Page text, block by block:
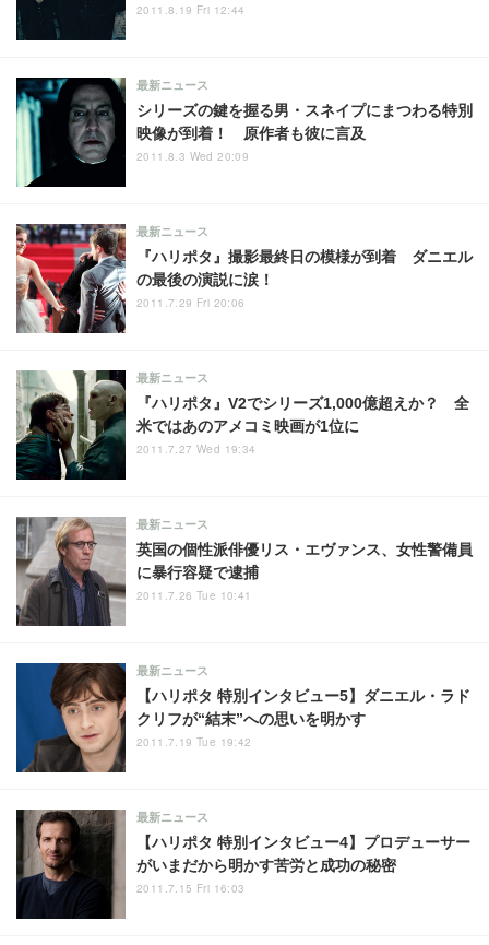
2011.8.19 Fri 12:44
シリーズの鍵を握る男・スネイプにまつわる特別
映像が到着！ 原作者も彼に言及
最新ニュース
2011.8.3 Wed 20:09
『ハリポタ』撮影最終日の模様が到着 ダニエル
の最後の演説に涙！
最新ニュース
2011.7.29 Fri 20:06
『ハリポタ』V2でシリーズ1,000億超えか？ 全
米ではあのアメコミ映画が1位に
最新ニュース
2011.7.27 Wed 19:34
英国の個性派俳優リス・エヴァンス、女性警備員
に暴行容疑で逮捕
最新ニュース
2011.7.26 Tue 10:41
【ハリポタ 特別インタビュー5】ダニエル・ラド
クリフが“結末”への思いを明かす
最新ニュース
2011.7.19 Tue 19:42
【ハリポタ 特別インタビュー4】プロデューサー
がいまだから明かす苦労と成功の秘密
最新ニュース
2011.7.15 Fri 16:03